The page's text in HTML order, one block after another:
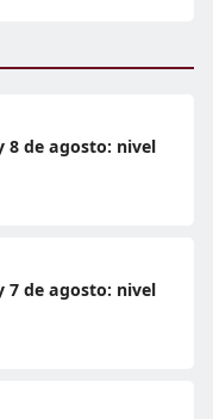
8 de agosto: nivel
7 de agosto: nivel